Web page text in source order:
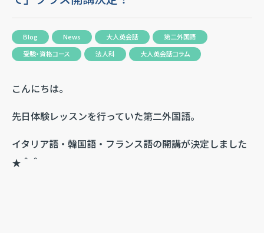
Blog News 大人英会話
第二外国語
受験・資格コース
法人科 大人英会話コラム
こんにちは。
先日体験レッスンを行っていた第二外国語。
イタリア語・韓国語・フランス語の開講が決定しました
★＾＾